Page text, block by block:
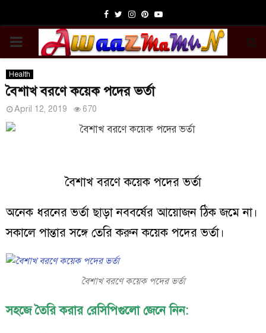
Facebook
TwitterInstagram
Pinterest
Youtube
PRIMARY
MENU
Health
বৈশাখ বরণে কয়েক পদের ভর্তা
April 12, 2019 670
বৈশাখ বরণে কয়েক পদের ভর্তা
অনেক ধরনের ভর্তা ছাড়া নববর্ষের আয়োজন ঠিক জমে না।
সকালে পান্তার সঙ্গে তেরি করুন কয়েক পদের ভর্তা।
বৈশাখ বরণে কয়েক পদের ভর্তা
সহজে তৈরি করার রেসিপিগুলো জেনে নিন: